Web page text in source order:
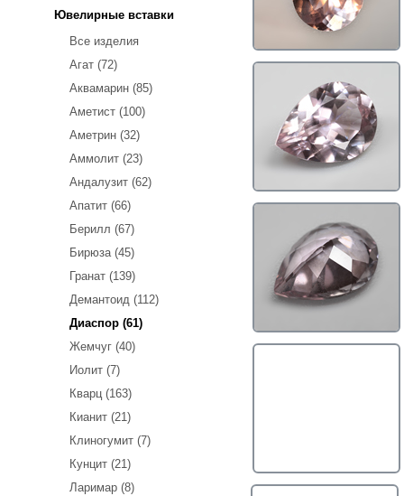
Ювелирные вставки
Все изделия
Агат (72)
Аквамарин (85)
Аметист (100)
Аметрин (32)
Аммолит (23)
Андалузит (62)
Апатит (66)
Берилл (67)
Бирюза (45)
Гранат (139)
Демантоид (112)
Диаспор (61)
Жемчуг (40)
Иолит (7)
Кварц (163)
Кианит (21)
Клиногумит (7)
Кунцит (21)
Ларимар (8)